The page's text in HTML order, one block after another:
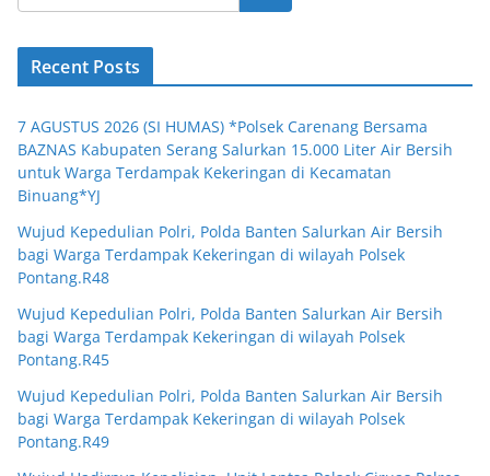
Recent Posts
7 AGUSTUS 2026 (SI HUMAS) *Polsek Carenang Bersama
BAZNAS Kabupaten Serang Salurkan 15.000 Liter Air Bersih
untuk Warga Terdampak Kekeringan di Kecamatan
Binuang*YJ
Wujud Kepedulian Polri, Polda Banten Salurkan Air Bersih
bagi Warga Terdampak Kekeringan di wilayah Polsek
Pontang.R48
Wujud Kepedulian Polri, Polda Banten Salurkan Air Bersih
bagi Warga Terdampak Kekeringan di wilayah Polsek
Pontang.R45
Wujud Kepedulian Polri, Polda Banten Salurkan Air Bersih
bagi Warga Terdampak Kekeringan di wilayah Polsek
Pontang.R49